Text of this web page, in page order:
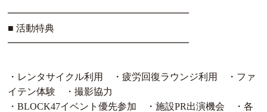
━━━━━━━━━━━━━━━━━━━
■ 活動特典
━━━━━━━━━━━━━━━━━━━
・レンタサイクル利用 ・疲労回復ラウンジ利用 ・ファ
イテン体験 ・撮影協力
・BLOCK47イベント優先参加 ・施設PR出演機会 ・各